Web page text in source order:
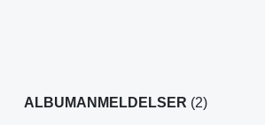
ALBUMANMELDELSER (2)